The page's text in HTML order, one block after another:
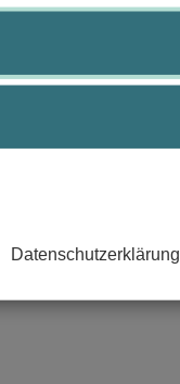
Datenschutzerklärung